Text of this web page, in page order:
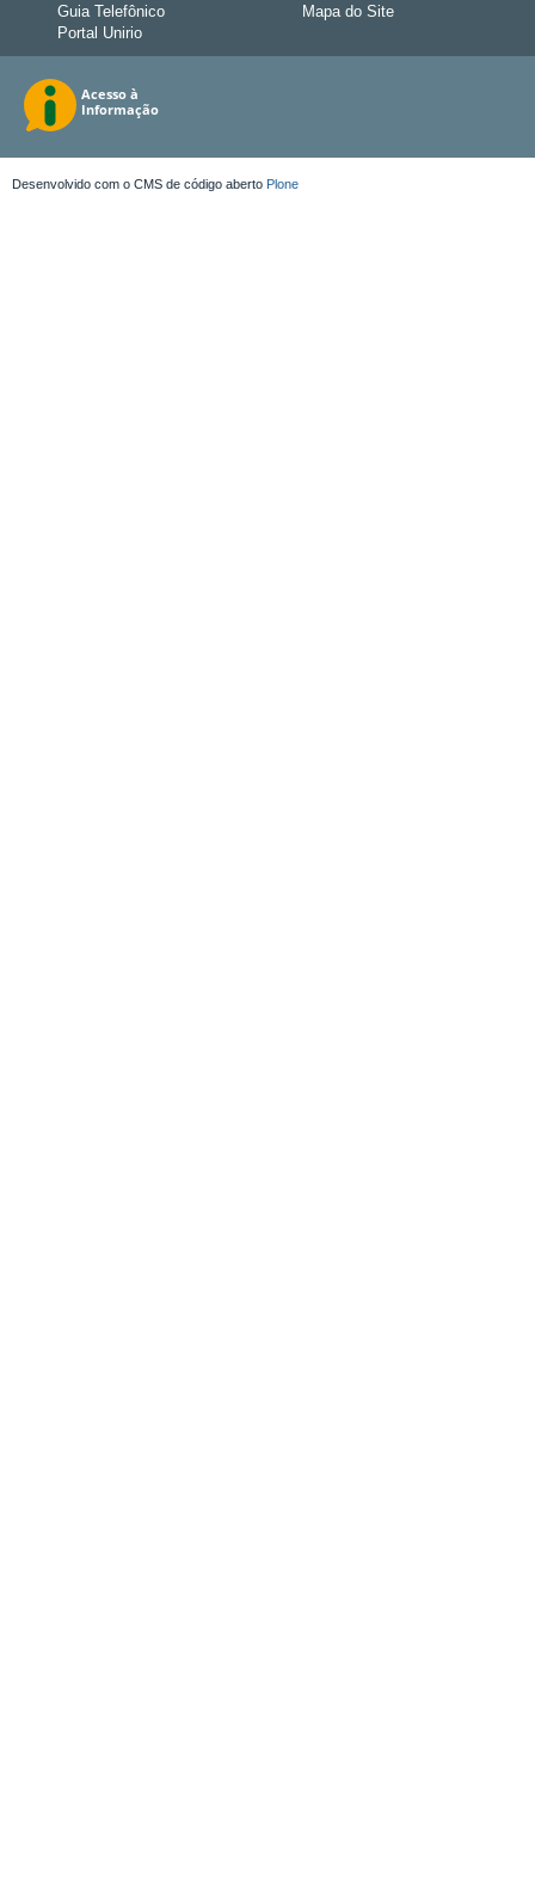
Guia Telefônico
Portal Unirio
Mapa do Site
Desenvolvido com o CMS de código aberto Plone